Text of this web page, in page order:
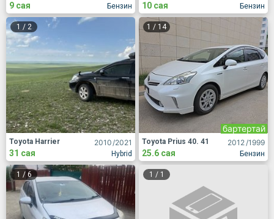
Бензин
9 сая Бензин
10 сая
1 / 2
2010/2021
Hybrid
Toyota Harrier
31 сая
1 / 14
2012/1999
Бензин
бартертай
Toyota Prius 40. 41
25.6 сая
1 / 6 1 / 1